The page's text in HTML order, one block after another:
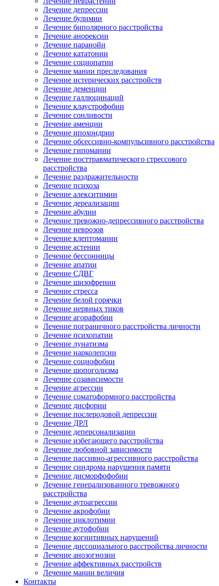
Лечение депрессии
Лечение булимии
Лечение биполярного расстройства
Лечение анорексии
Лечение паранойи
Лечение кататонии
Лечение социопатии
Лечение мании преследования
Лечение истерических расстройств
Лечение деменции
Лечение галлюцинаций
Лечение клаустрофобии
Лечение сонливости
Лечение аменции
Лечение ипохондрии
Лечение обсессивно-компульсивного расстройства
Лечение гипомании
Лечение посттравматического стрессового
расстройства
Лечение раздражительности
Лечение психоза
Лечение алекситимии
Лечение дереализации
Лечение абулии
Лечение тревожно-депрессивного расстройства
Лечение неврозов
Лечение клептомании
Лечение астении
Лечение бессонницы
Лечение апатии
Лечение СДВГ
Лечение шизофрении
Лечение стресса
Лечение белой горячки
Лечение нервных тиков
Лечение агорафобии
Лечение пограничного расстройства личности
Лечение психопатии
Лечение лунатизма
Лечение нарколепсии
Лечение социофобии
Лечение шопоголизма
Лечение созависимости
Лечение агрессии
Лечение соматоформного расстройства
Лечение дисфории
Лечение послеродовой депрессии
Лечение ДРЛ
Лечение деперсонализации
Лечение избегающего расстройства
Лечение любовной зависимости
Лечение пассивно-агрессивного расстройства
Лечение синдрома нарушения памяти
Лечение дисморфофобии
Лечение генерализованного тревожного
расстройства
Лечение аутоагрессии
Лечение акрофобии
Лечение циклотимии
Лечение аутофобии
Лечение когнитивных нарушений
Лечение диссоциального расстройства личности
Лечение анозогнозии
Лечение аффективных расстройств
Лечение мании величия
Контакты